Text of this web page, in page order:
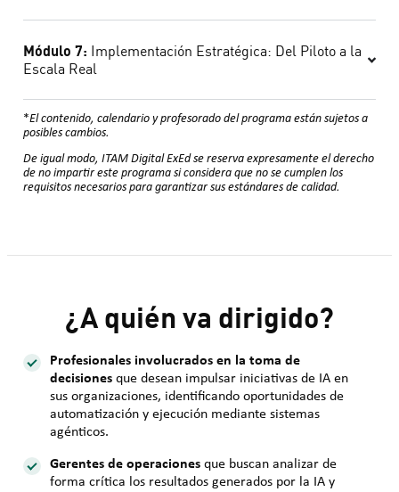
Módulo 7: Implementación Estratégica: Del Piloto a la
Escala Real
*El contenido, calendario y profesorado del programa están sujetos a
posibles cambios.
De igual modo, ITAM Digital ExEd se reserva expresamente el derecho
de no impartir este programa si considera que no se cumplen los
requisitos necesarios para garantizar sus estándares de calidad.
¿A quién va dirigido?
Profesionales involucrados en la toma de
decisionesque desean impulsar iniciativas de IA en
sus organizaciones, identificando oportunidades de
automatización y ejecución mediante sistemas
agénticos.
Gerentes de operacionesque buscan analizar de
forma crítica los resultados generados por la IA y